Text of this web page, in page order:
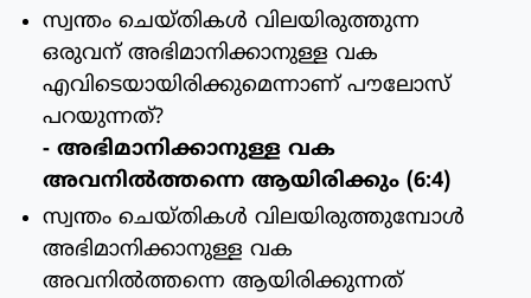
സ്വന്തം ചെയ്തികള്‍ വിലയിരുത്തുന്ന
ഒരുവന് അഭിമാനിക്കാനുള്ള വക
എവിടെയായിരിക്കുമെന്നാണ് പൗലോസ്
പറയുന്നത്?
- അഭിമാനിക്കാനുള്ള വക
അവനില്‍ത്തന്നെ ആയിരിക്കും (6:4)
സ്വന്തം ചെയ്തികള്‍ വിലയിരുത്തുമ്പോള്‍
അഭിമാനിക്കാനുള്ള വക
അവനില്‍ത്തന്നെ ആയിരിക്കുന്നത്